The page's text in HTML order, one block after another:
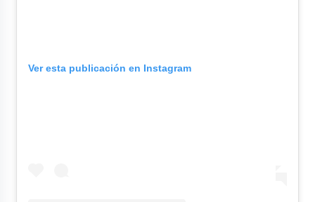
Ver esta publicación en Instagram